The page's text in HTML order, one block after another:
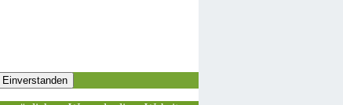
Einverstanden